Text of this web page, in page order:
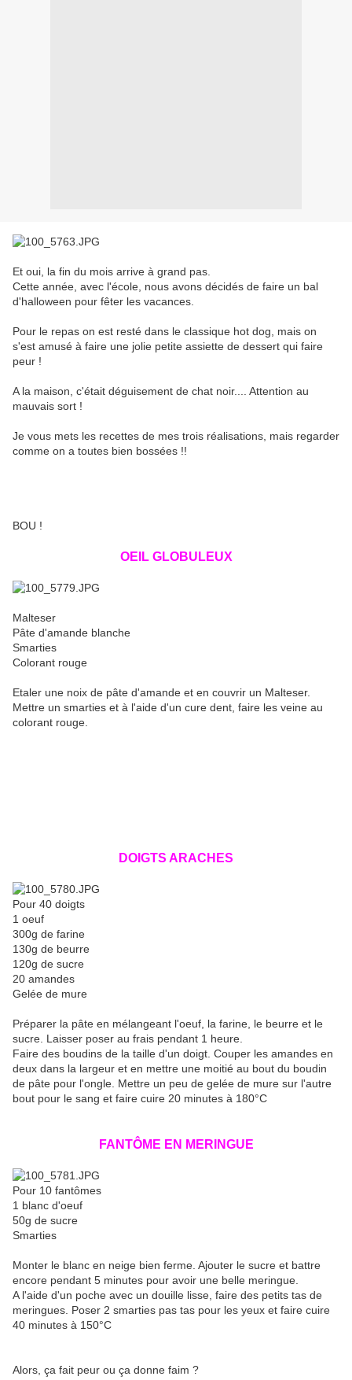
Et oui, la fin du mois arrive à grand pas.
Cette année, avec l'école, nous avons décidés de faire un bal
d'halloween pour fêter les vacances.
Pour le repas on est resté dans le classique hot dog, mais on
s'est amusé à faire une jolie petite assiette de dessert qui faire
peur !
A la maison, c'était déguisement de chat noir.... Attention au
mauvais sort !
Je vous mets les recettes de mes trois réalisations, mais regarder
comme on a toutes bien bossées !!
BOU !
OEIL GLOBULEUX
Malteser
Pâte d'amande blanche
Smarties
Colorant rouge
Etaler une noix de pâte d'amande et en couvrir un Malteser.
Mettre un smarties et à l'aide d'un cure dent, faire les veine au
colorant rouge.
DOIGTS ARACHES
Pour 40 doigts
1 oeuf
300g de farine
130g de beurre
120g de sucre
20 amandes
Gelée de mure
Préparer la pâte en mélangeant l'oeuf, la farine, le beurre et le
sucre. Laisser poser au frais pendant 1 heure.
Faire des boudins de la taille d'un doigt. Couper les amandes en
deux dans la largeur et en mettre une moitié au bout du boudin
de pâte pour l'ongle. Mettre un peu de gelée de mure sur l'autre
bout pour le sang et faire cuire 20 minutes à 180°C
FANTÔME EN MERINGUE
Pour 10 fantômes
1 blanc d'oeuf
50g de sucre
Smarties
Monter le blanc en neige bien ferme. Ajouter le sucre et battre
encore pendant 5 minutes pour avoir une belle meringue.
A l'aide d'un poche avec un douille lisse, faire des petits tas de
meringues. Poser 2 smarties pas tas pour les yeux et faire cuire
40 minutes à 150°C
Alors, ça fait peur ou ça donne faim ?